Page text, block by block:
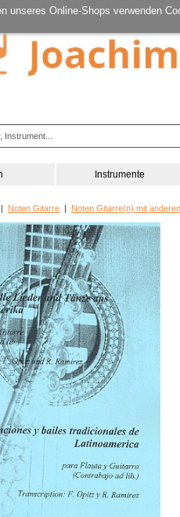
unseres Online-Shops verwenden
Instrumente
| Noten Gitarre | Noten Gitarre(n) mit